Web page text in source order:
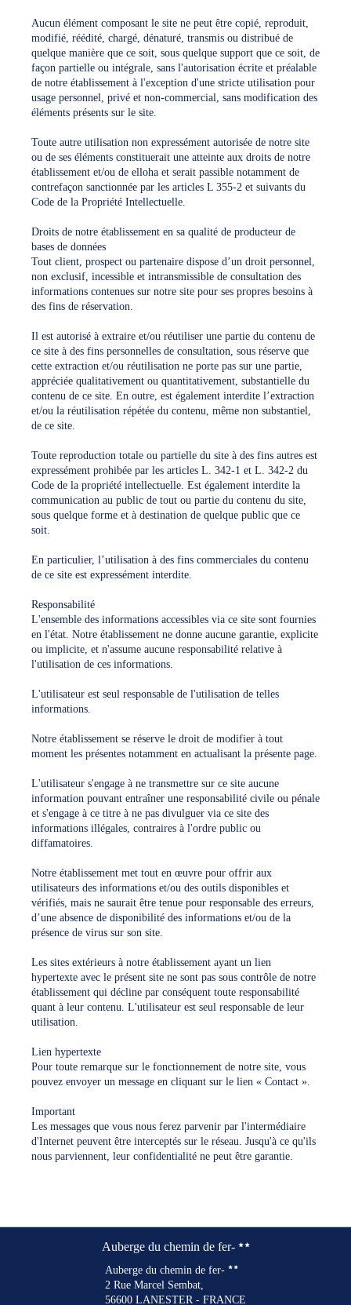
Aucun élément composant le site ne peut être copié, reproduit,
modifié, réédité, chargé, dénaturé, transmis ou distribué de
quelque manière que ce soit, sous quelque support que ce soit, de
façon partielle ou intégrale, sans l'autorisation écrite et préalable
de notre établissement à l'exception d'une stricte utilisation pour
usage personnel, privé et non-commercial, sans modification des
éléments présents sur le site.
Toute autre utilisation non expressément autorisée de notre site
ou de ses éléments constituerait une atteinte aux droits de notre
établissement et/ou de elloha et serait passible notamment de
contrefaçon sanctionnée par les articles L 355-2 et suivants du
Code de la Propriété Intellectuelle.
Droits de notre établissement en sa qualité de producteur de
bases de données
Tout client, prospect ou partenaire dispose d’un droit personnel,
non exclusif, incessible et intransmissible de consultation des
informations contenues sur notre site pour ses propres besoins à
des fins de réservation.
Il est autorisé à extraire et/ou réutiliser une partie du contenu de
ce site à des fins personnelles de consultation, sous réserve que
cette extraction et/ou réutilisation ne porte pas sur une partie,
appréciée qualitativement ou quantitativement, substantielle du
contenu de ce site. En outre, est également interdite l’extraction
et/ou la réutilisation répétée du contenu, même non substantiel,
de ce site.
Toute reproduction totale ou partielle du site à des fins autres est
expressément prohibée par les articles L. 342-1 et L. 342-2 du
Code de la propriété intellectuelle. Est également interdite la
communication au public de tout ou partie du contenu du site,
sous quelque forme et à destination de quelque public que ce
soit.
En particulier, l’utilisation à des fins commerciales du contenu
de ce site est expressément interdite.
Responsabilité
L'ensemble des informations accessibles via ce site sont fournies
en l'état. Notre établissement ne donne aucune garantie, explicite
ou implicite, et n'assume aucune responsabilité relative à
l'utilisation de ces informations.
L'utilisateur est seul responsable de l'utilisation de telles
informations.
Notre établissement se réserve le droit de modifier à tout
moment les présentes notamment en actualisant la présente page.
L'utilisateur s'engage à ne transmettre sur ce site aucune
information pouvant entraîner une responsabilité civile ou pénale
et s'engage à ce titre à ne pas divulguer via ce site des
informations illégales, contraires à l'ordre public ou
diffamatoires.
Notre établissement met tout en œuvre pour offrir aux
utilisateurs des informations et/ou des outils disponibles et
vérifiés, mais ne saurait être tenue pour responsable des erreurs,
d’une absence de disponibilité des informations et/ou de la
présence de virus sur son site.
Les sites extérieurs à notre établissement ayant un lien
hypertexte avec le présent site ne sont pas sous contrôle de notre
établissement qui décline par conséquent toute responsabilité
quant à leur contenu. L'utilisateur est seul responsable de leur
utilisation.
Lien hypertexte
Pour toute remarque sur le fonctionnement de notre site, vous
pouvez envoyer un message en cliquant sur le lien « Contact ».
Important
Les messages que vous nous ferez parvenir par l'intermédiaire
d'Internet peuvent être interceptés sur le réseau. Jusqu'à ce qu'ils
nous parviennent, leur confidentialité ne peut être garantie.
Auberge du chemin de fer-
Auberge du chemin de fer-
2 Rue Marcel Sembat,
56600 LANESTER - FRANCE